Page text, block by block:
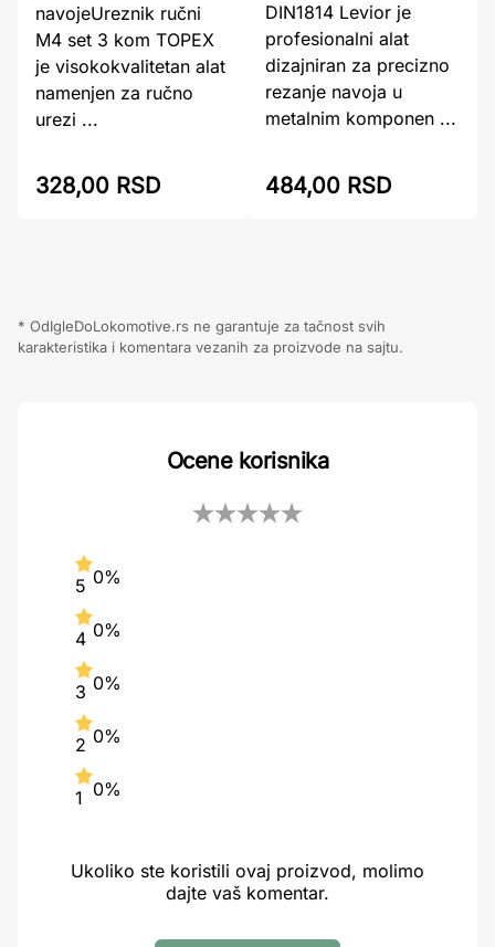
navojeUreznik ručni
M4 set 3 kom TOPEX
je visokokvalitetan alat
namenjen za ručno
urezi ...
328,00 RSD
DIN1814 Levior je
profesionalni alat
dizajniran za precizno
rezanje navoja u
metalnim komponen ...
484,00 RSD
* OdIgleDoLokomotive.rs ne garantuje za tačnost svih
karakteristika i komentara vezanih za proizvode na sajtu.
Ocene korisnika
5 0%
4 0%
3 0%
2 0%
1 0%
Ukoliko ste koristili ovaj proizvod, molimo
dajte vaš komentar.